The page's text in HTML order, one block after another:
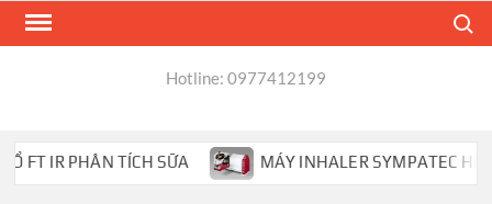
Skip
Hotline: 0977412199
FT IR PHÂN TÍCH SỮA MÁY INHALER SYMPATEC